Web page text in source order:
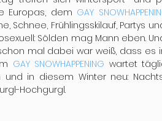
Europas, dem GAY
Schnee, Frühlingsskilauf, Partys
Sölden mag Mann eben.
mal dabei war weiß, dass es
GAY SNOWHAPPENING wartet
und in diesem Winter neu:
Hochgurgl.